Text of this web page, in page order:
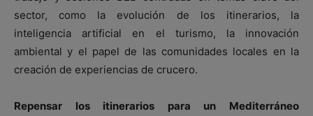
sector, como la evolución de los itinerarios, la
inteligencia artificial en el turismo, la innovación
ambiental y el papel de las comunidades locales en la
creación de experiencias de crucero.
Repensar los itinerarios para un Mediterráneo